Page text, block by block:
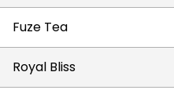
Fuze Tea
Royal Bliss